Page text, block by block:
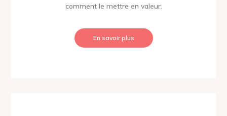
comment le mettre en valeur.
En savoir plus